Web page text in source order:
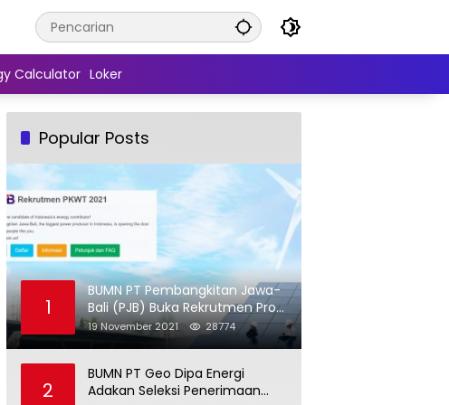
Calculator Loker
Popular Posts
1
BUMN PT Pembangkitan Jawa-
Bali (PJB) Buka Rekrutmen Pro
Hire (PKWT)
19 November 2021 28774
2
BUMN PT Geo Dipa Energi
Adakan Seleksi Penerimaan